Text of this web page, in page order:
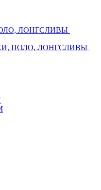
ЛОНГСЛИВЫ
ПОЛО, ЛОНГСЛИВЫ